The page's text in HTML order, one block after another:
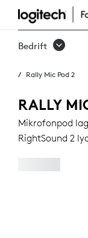
RALLY
MIC
Bedrift
Rally Mic Pod 2
RALLY
Mikrofonpod
RightSound 2